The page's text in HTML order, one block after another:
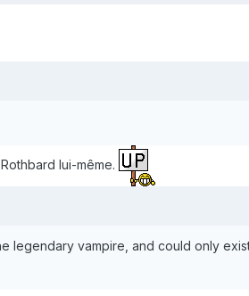
lui-même.
legendary vampire, and could only